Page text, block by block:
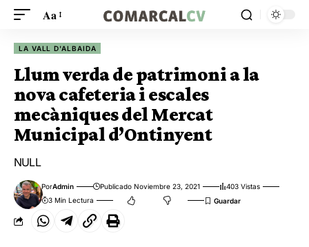
Aa
LA VALL D'ALBAIDA
Llum verda de patrimoni a la
nova cafeteria i escales
mecàniques del Mercat
Municipal d’Ontinyent
NULL
PorAdmin Publicado Noviembre 23, 2021
403 Vistas
3 Min Lectura